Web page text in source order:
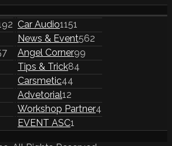
Car Audio1151
News & Event562
Angel Corner99
Tips & Trick84
Carsmetic44
Advetorial12
Workshop Partner4
EVENT ASC1